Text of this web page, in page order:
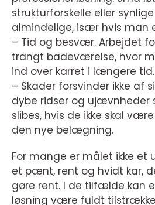
strukturforskelle eller
almindelige, især hvis man
– Tid og besvær. Arbejdet
trangt badeværelse, hvor
ind over karret i længere tid.
– Skader forsvinder ikke af
dybe ridser og ujævnheder
slibes, hvis de ikke skal
den nye belægning.
For mange er målet ikke et
et pænt, rent og hvidt kar,
gøre rent. I de tilfælde kan
løsning være fuldt